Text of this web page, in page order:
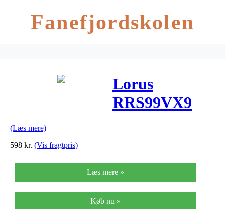
Fanefjordskolen
Lorus
RRS99VX9
(Læs mere)
598 kr. (Vis fragtpris)
Læs mere »
Køb nu »